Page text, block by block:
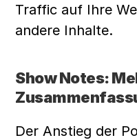
Traffic auf Ihre
andere Inhalte.
Show Notes:
Der Anstieg der